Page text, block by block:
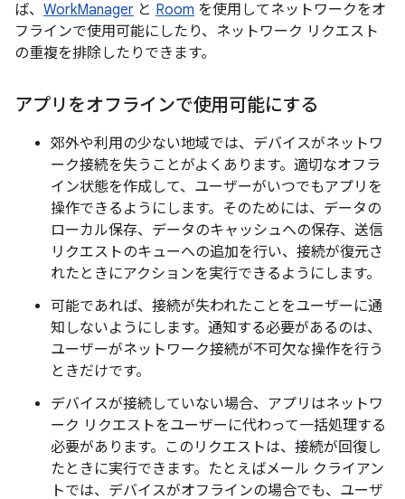
ば、 WorkManager と Room を使用してネットワークをオ
フラインで使用可能にしたり、ネットワーク リクエスト
の重複を排除したりできます。
アプリをオフラインで使用可能にする
郊外や利用の少ない地域では、デバイスがネットワ
ーク接続を失うことがよくあります。適切なオフラ
イン状態を作成して、ユーザーがいつでもアプリを
操作できるようにします。そのためには、データの
ローカル保存、データのキャッシュへの保存、送信
リクエストのキューへの追加を行い、接続が復元さ
れたときにアクションを実行できるようにします。
可能であれば、接続が失われたことをユーザーに通
知しないようにします。通知する必要があるのは、
ユーザーがネットワーク接続が不可欠な操作を行う
ときだけです。
デバイスが接続していない場合、アプリはネットワ
ーク リクエストをユーザーに代わって一括処理する
必要があります。このリクエストは、接続が回復し
たときに実行できます。たとえばメール クライアン
トでは、デバイスがオフラインの場合でも、ユーザ